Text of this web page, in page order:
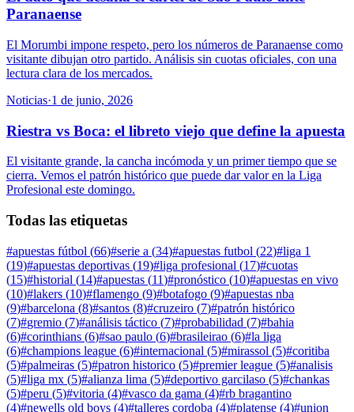
Paranaense
El Morumbi impone respeto, pero los números de Paranaense como
visitante dibujan otro partido. Análisis sin cuotas oficiales, con una
lectura clara de los mercados.
Noticias·1 de junio, 2026
Riestra vs Boca: el libreto viejo que define la apuesta
El visitante grande, la cancha incómoda y un primer tiempo que se
cierra. Vemos el patrón histórico que puede dar valor en la Liga
Profesional este domingo.
Todas las etiquetas
#apuestas fútbol (66)#serie a (34)#apuestas futbol (22)#liga 1
(19)#apuestas deportivas (19)#liga profesional (17)#cuotas
(15)#historial (14)#apuestas (11)#pronóstico (10)#apuestas en vivo
(10)#lakers (10)#flamengo (9)#botafogo (9)#apuestas nba
(9)#barcelona (8)#santos (8)#cruzeiro (7)#patrón histórico
(7)#gremio (7)#análisis táctico (7)#probabilidad (7)#bahia
(6)#corinthians (6)#sao paulo (6)#brasileirao (6)#la liga
(6)#champions league (6)#internacional (5)#mirassol (5)#coritiba
(5)#palmeiras (5)#patron historico (5)#premier league (5)#analisis
(5)#liga mx (5)#alianza lima (5)#deportivo garcilaso (5)#chankas
(5)#peru (5)#vitoria (4)#vasco da gama (4)#rb bragantino
(4)#newells old boys (4)#talleres cordoba (4)#platense (4)#union